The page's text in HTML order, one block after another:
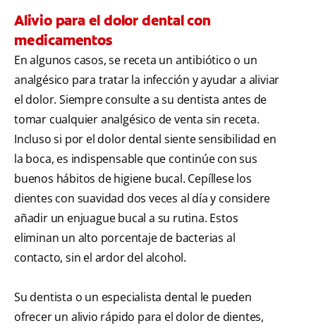
Alivio para el dolor dental con
medicamentos
En algunos casos, se receta un antibiótico o un
analgésico para tratar la infección y ayudar a aliviar
el dolor. Siempre consulte a su dentista antes de
tomar cualquier analgésico de venta sin receta.
Incluso si por el dolor dental siente sensibilidad en
la boca, es indispensable que continúe con sus
buenos hábitos de higiene bucal. Cepíllese los
dientes con suavidad dos veces al día y considere
añadir un enjuague bucal a su rutina. Estos
eliminan un alto porcentaje de bacterias al
contacto, sin el ardor del alcohol.
Su dentista o un especialista dental le pueden
ofrecer un alivio rápido para el dolor de dientes,